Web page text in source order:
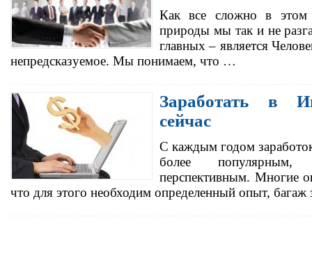
Как все сложно в этом
природы мы так и не
главных – является
непредсказуемое. Мы понимаем, что …
Заработать в
сейчас
С каждым годом
более популярным,
перспективным. Многие
что для этого необходим определенный опыт,